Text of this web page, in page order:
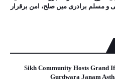
و مسلم برادری میں صلح، امن برقرار
Sikh Community Hosts Grand
Gurdwara Janam